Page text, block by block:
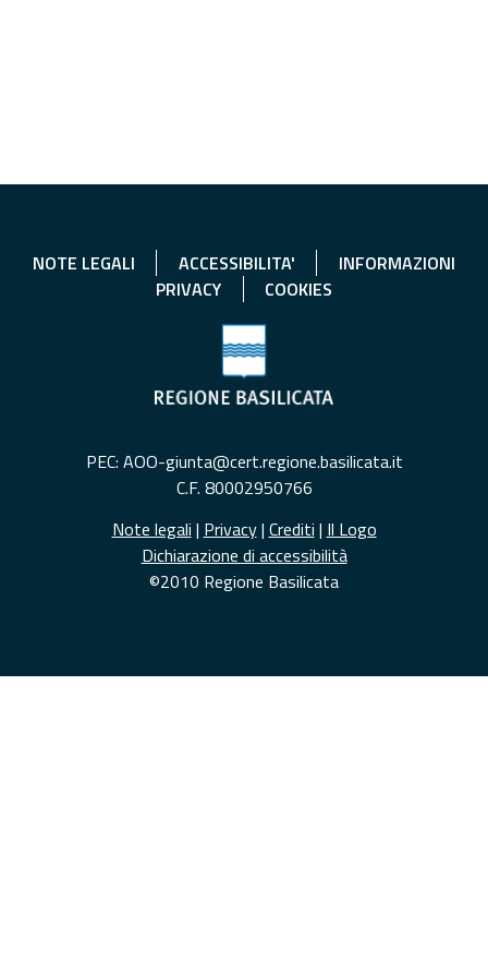
NOTE LEGALI ACCESSIBILITA'
INFORMAZIONI
PRIVACY
COOKIES
PEC: AOO-giunta@cert.regione.basilicata.it
C.F. 80002950766
Note legali | Privacy| Crediti | Il Logo
Dichiarazione di accessibilità
©2010 Regione Basilicata